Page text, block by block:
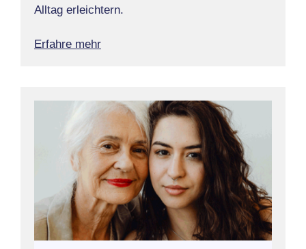
Alltag erleichtern.
Erfahre mehr